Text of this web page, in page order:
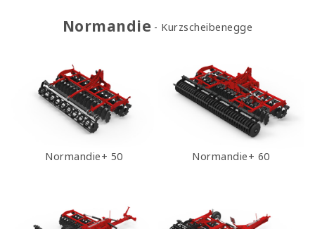
Normandie Kurzscheibenegge
Normandie+ 50 Normandie+ 60